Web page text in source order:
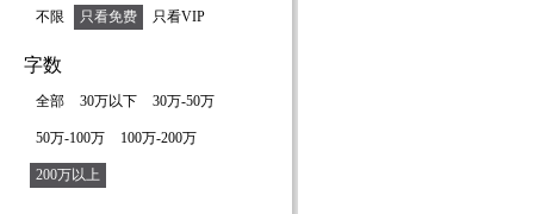
不限 只看免费 只看VIP
字数
全部 30万以下 30万-50万
50万-100万 100万-200万
200万以上